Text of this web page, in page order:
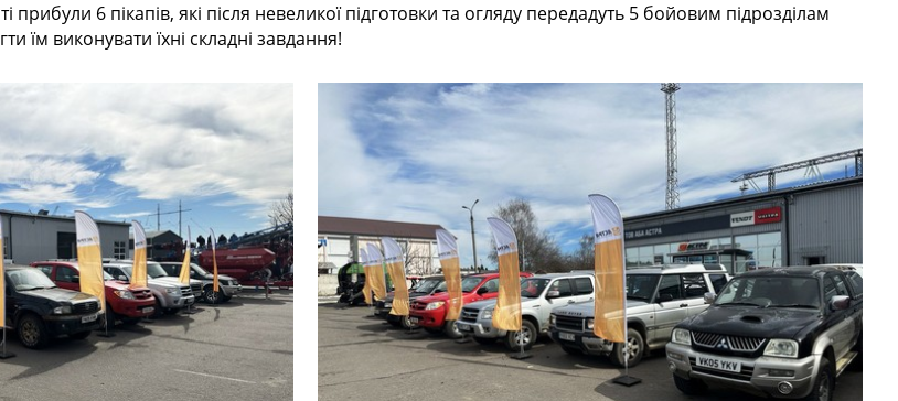
6 пікапів, які після невеликої підготовки та огляду передадуть 5 бойовим підрозділам
їм виконувати їхні складні завдання!